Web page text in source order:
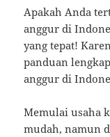
Apakah Anda
anggur di
yang tepat!
panduan
anggur di
Memulai usaha
mudah, namun